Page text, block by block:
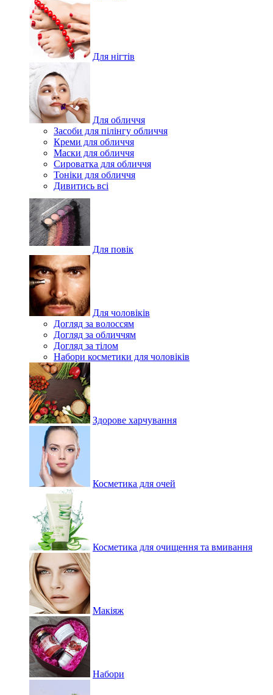
Для нігтів
Для обличчя
Засоби для пілінгу обличчя
Креми для обличчя
Маски для обличчя
Сироватка для обличчя
Тоніки для обличчя
Дивитись всі
Для повік
Для чоловіків
Догляд за волоссям
Догляд за обличчям
Догляд за тілом
Набори косметики для чоловіків
Здорове харчування
Косметика для очей
Косметика для очищення та вмивання
Макіяж
Набори